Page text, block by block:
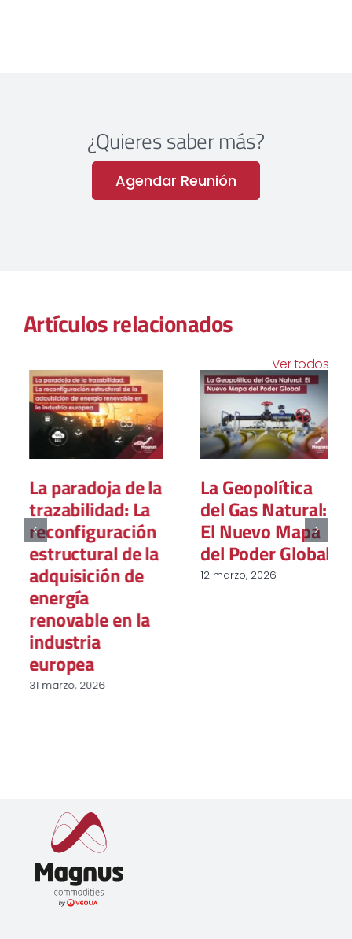
¿Quieres saber más?
Agendar Reunión
Artículos relacionados
Ver todos
La paradoja de la
trazabilidad: La
reconfiguración
estructural de la
adquisición de
energía
renovable en la
industria
europea
31 marzo, 2026
La Geopolítica
del Gas Natural:
El Nuevo Mapa
del Poder Global
12 marzo, 2026